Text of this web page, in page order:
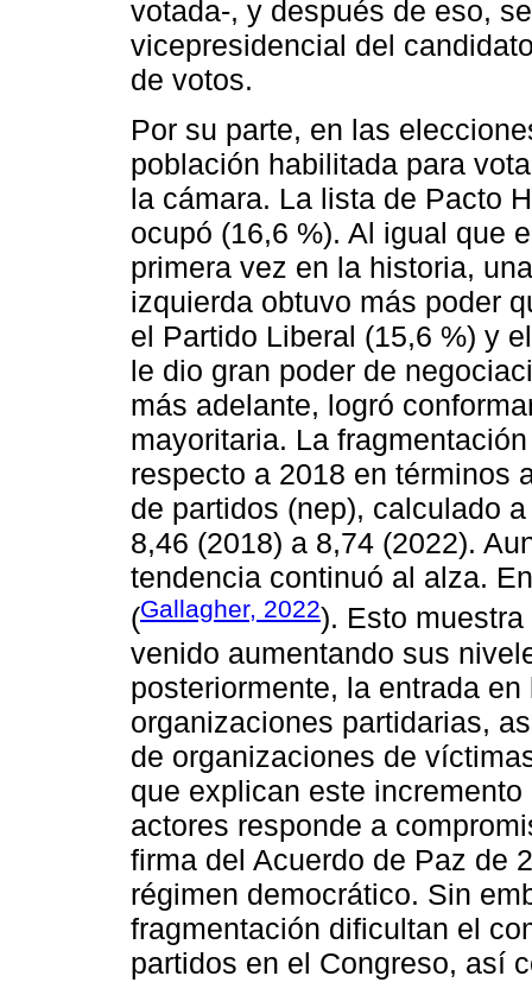
votada-, y después de eso,
vicepresidencial del
de votos.
Por su parte, en las
población habilitada para
la cámara. La lista de Pacto
ocupó (16,6 %). Al igual que
primera vez en la historia,
izquierda obtuvo más poder
el Partido Liberal (15,6 %) y
le dio gran poder de
más adelante, logró
mayoritaria. La
respecto a 2018 en términos
de partidos (nep), calculado
8,46 (2018) a 8,74 (2022).
tendencia continuó al alza.
(Gallagher, 2022). Esto
venido aumentando sus
posteriormente, la entrada
organizaciones partidarias,
de organizaciones de
que explican este
actores responde a
firma del Acuerdo de Paz de
régimen democrático. Sin
fragmentación dificultan el
partidos en el Congreso, así